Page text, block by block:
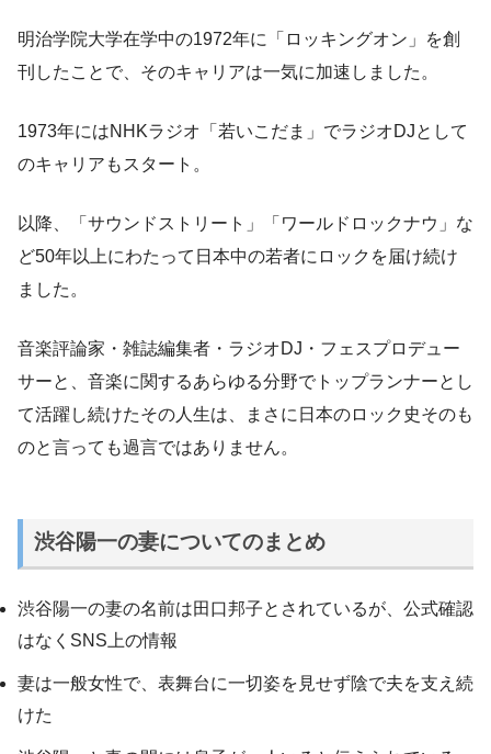
明治学院大学在学中の1972年に「ロッキングオン」を創
刊したことで、そのキャリアは一気に加速しました。
1973年にはNHKラジオ「若いこだま」でラジオDJとして
のキャリアもスタート。
以降、「サウンドストリート」「ワールドロックナウ」な
ど50年以上にわたって日本中の若者にロックを届け続け
ました。
音楽評論家・雑誌編集者・ラジオDJ・フェスプロデュー
サーと、音楽に関するあらゆる分野でトップランナーとし
て活躍し続けたその人生は、まさに日本のロック史そのも
のと言っても過言ではありません。
渋谷陽一の妻についてのまとめ
渋谷陽一の妻の名前は田口邦子とされているが、公式確認
はなくSNS上の情報
妻は一般女性で、表舞台に一切姿を見せず陰で夫を支え続
けた